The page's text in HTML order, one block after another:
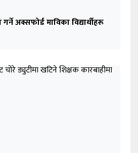
अक्सफोर्ड माविका विद्यार्थीहरू